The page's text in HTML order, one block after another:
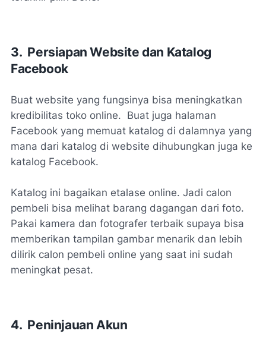
3. Persiapan Website dan Katalog
Facebook
Buat website yang fungsinya bisa meningkatkan
kredibilitas toko online. Buat juga halaman
Facebook yang memuat katalog di dalamnya yang
mana dari katalog di website dihubungkan juga ke
katalog Facebook.
Katalog ini bagaikan etalase online. Jadi calon
pembeli bisa melihat barang dagangan dari foto.
Pakai kamera dan fotografer terbaik supaya bisa
memberikan tampilan gambar menarik dan lebih
dilirik calon pembeli online yang saat ini sudah
meningkat pesat.
4. Peninjauan Akun